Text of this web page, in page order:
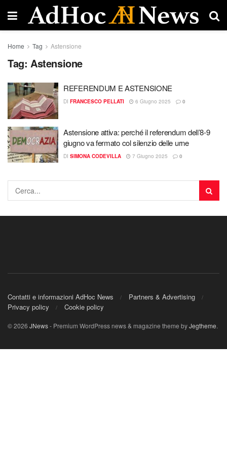
Home Tag Astensione
Tag: Astensione
REFERENDUM E ASTENSIONE
DI FRANCESCO PELLATI 6 Giugno 2025 0
Astensione attiva: perché il referendum dell’8-9
giugno va fermato col silenzio delle urne
DI SIMONA CODEVILLA 7 Giugno 2025 0
Contatti e informazioni AdHoc News
Partners & Advertising
Privacy policy
Cookie policy
© 2026 JNews- Premium WordPress news & magazine theme byJegtheme.